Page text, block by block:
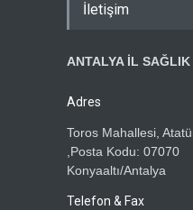
İletişim
ANTALYA İL
Adres
Toros Mahallesi,
,Posta Kodu: 07070
Konyaaltı/Antalya
Telefon & Fax